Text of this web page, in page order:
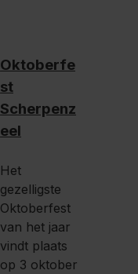
Oktoberfe
st
Scherpenz
eel
Het
gezelligste
Oktoberfest
van het jaar
vindt plaats
op 3 oktober